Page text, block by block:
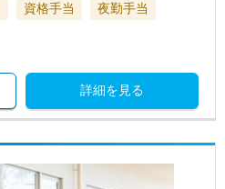
資格手当
夜勤手当
詳細を見る